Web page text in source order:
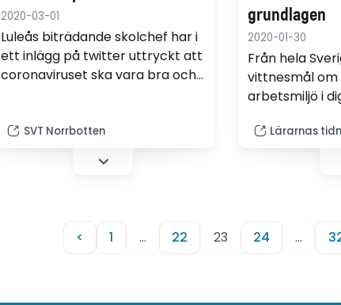
2020-03-01
Luleås biträdande skolchef har i
ett inlägg på twitter uttryckt att
coronaviruset ska vara bra och
Sverigedemokraterna.
SVT Norrbotten
grundlagen
2020-01-30
Från hela
vittnesmål
arbetsmiljö i
Ronneby vill
inskränka när
Lärarnas
< 1 … 22 23 24 …